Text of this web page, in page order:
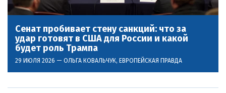
Сенат пробивает стену санкций: что за
удар готовят в США для России и какой
будет роль Трампа
29 ИЮЛЯ 2026 — ОЛЬГА КОВАЛЬЧУК, ЕВРОПЕЙСКАЯ ПРАВДА